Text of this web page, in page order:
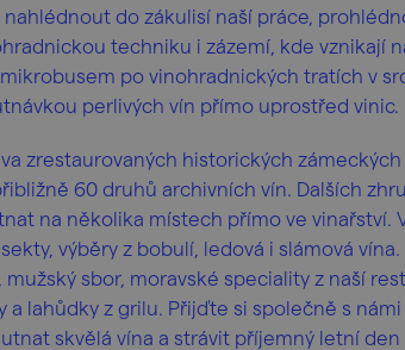
do zákulisí naší práce,
techniku i zázemí, kde vznikají
po vinohradnických tratích v
perlivých vín přímo uprostřed vinic.
zrestaurovaných historických
60 druhů archivních vín. Dalších
na několika místech přímo ve vinařství.
výběry z bobulí, ledová i slámová
sbor, moravské speciality z naší
a lahůdky z grilu. Přijďte si společně s
skvělá vína a strávit příjemný letní